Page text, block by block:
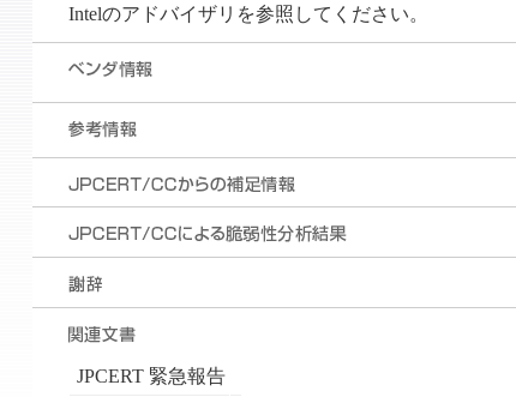
Intelのアドバイザリを参照してください。
JPCERT 緊急報告